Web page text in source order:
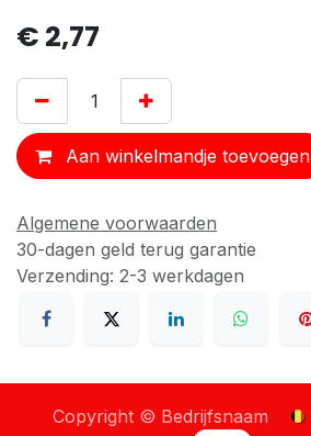
€ 2,77
Aan winkelmandje toevoegen
Algemene voorwaarden
30-dagen geld terug garantie
Verzending: 2-3 werkdagen
Copyright © Bedrijfsnaam